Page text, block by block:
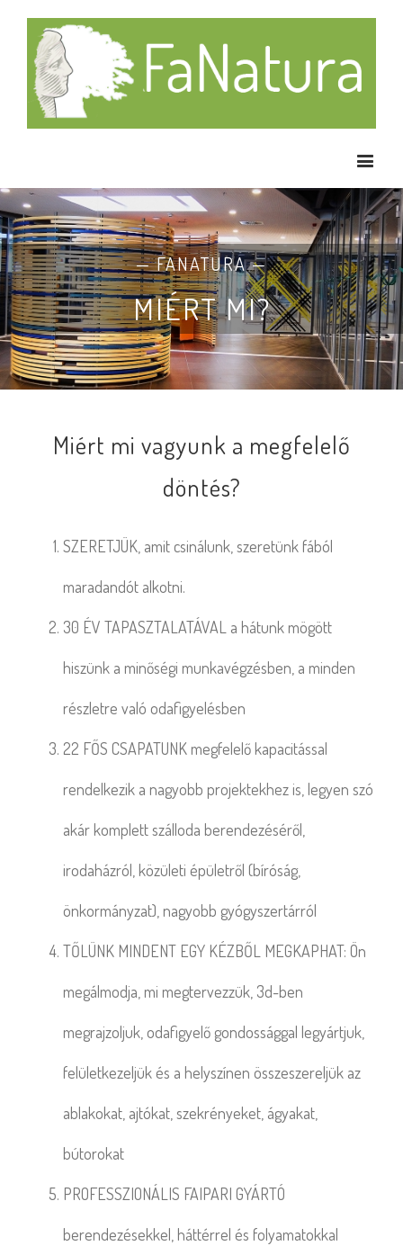
— FANATURA —
MIÉRT MI?
Miért mi vagyunk a megfelelő
döntés?
SZERETJÜK, amit csinálunk, szeretünk fából
maradandót alkotni.
30 ÉV TAPASZTALATÁVAL a hátunk mögött
hiszünk a minőségi munkavégzésben, a minden
részletre való odafigyelésben
22 FŐS CSAPATUNK megfelelő kapacitással
rendelkezik a nagyobb projektekhez is, legyen szó
akár komplett szálloda berendezéséről,
irodaházról, közületi épületről (bíróság,
önkormányzat), nagyobb gyógyszertárról
TŐLÜNK MINDENT EGY KÉZBŐL MEGKAPHAT: Ön
megálmodja, mi megtervezzük, 3d-ben
megrajzoljuk, odafigyelő gondossággal legyártjuk,
felületkezeljük és a helyszínen összeszereljük az
ablakokat, ajtókat, szekrényeket, ágyakat,
bútorokat
PROFESSZIONÁLIS FAIPARI GYÁRTÓ
berendezésekkel, háttérrel és folyamatokkal